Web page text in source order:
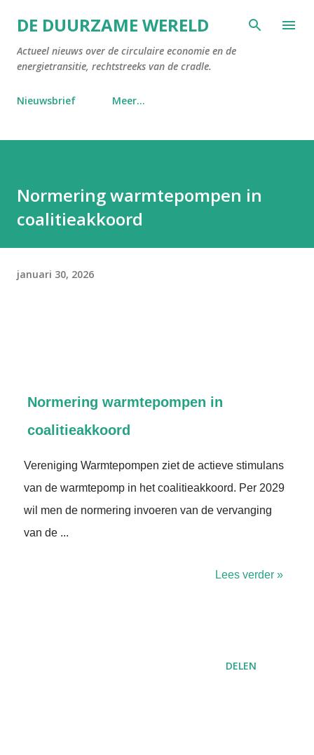
Doorgaan naar hoofdcontent
DE DUURZAME WERELD
Actueel nieuws over de circulaire economie en de
energietransitie, rechtstreeks van de cradle.
Nieuwsbrief Meer…
Normering warmtepompen in
coalitieakkoord
januari 30, 2026
Normering warmtepompen in
coalitieakkoord
Vereniging Warmtepompen ziet de actieve stimulans
van de warmtepomp in het coalitieakkoord. Per 2029
wil men de normering invoeren van de vervanging
van de ...
Lees verder »
DELEN